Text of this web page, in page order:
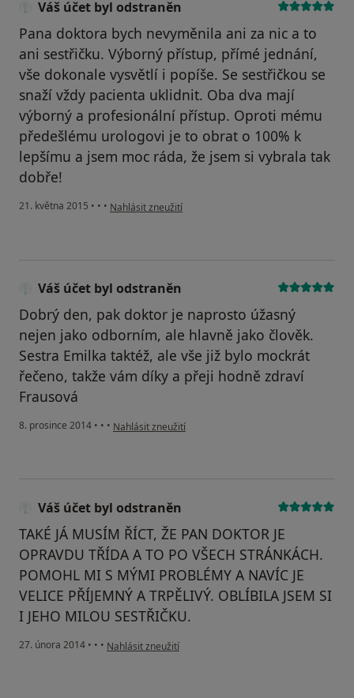
Váš účet byl odstraněn
Pana doktora bych nevyměnila ani za nic a to
ani sestřičku. Výborný přístup, přímé jednání,
vše dokonale vysvětlí i popíše. Se sestřičkou se
snaží vždy pacienta uklidnit. Oba dva mají
výborný a profesionální přístup. Oproti mému
předešlému urologovi je to obrat o 100% k
lepšímu a jsem moc ráda, že jsem si vybrala tak
dobře!
21. května 2015 • • • podle názoru uživatele Váš účet byl odstraněn
Nahlásit zneužití
Váš účet byl odstraněn
Dobrý den, pak doktor je naprosto úžasný
nejen jako odborním, ale hlavně jako člověk.
Sestra Emilka taktéž, ale vše již bylo mockrát
řečeno, takže vám díky a přeji hodně zdraví
Frausová
8. prosince 2014 • • • podle názoru uživatele Váš účet byl odstraněn
Nahlásit zneužití
Váš účet byl odstraněn
TAKÉ JÁ MUSÍM ŘÍCT, ŽE PAN DOKTOR JE
OPRAVDU TŘÍDA A TO PO VŠECH STRÁNKÁCH.
POMOHL MI S MÝMI PROBLÉMY A NAVÍC JE
VELICE PŘÍJEMNÝ A TRPĚLIVÝ. OBLÍBILA JSEM SI
I JEHO MILOU SESTŘIČKU.
27. února 2014 • • • podle názoru uživatele Váš účet byl odstraněn
Nahlásit zneužití